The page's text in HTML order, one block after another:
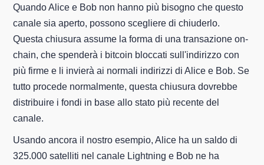
Quando Alice e Bob non hanno più bisogno che questo
canale sia aperto, possono scegliere di chiuderlo.
Questa chiusura assume la forma di una transazione on-
chain, che spenderà i bitcoin bloccati sull'indirizzo con
più firme e li invierà ai normali indirizzi di Alice e Bob. Se
tutto procede normalmente, questa chiusura dovrebbe
distribuire i fondi in base allo stato più recente del
canale.
Usando ancora il nostro esempio, Alice ha un saldo di
325.000 satelliti nel canale Lightning e Bob ne ha